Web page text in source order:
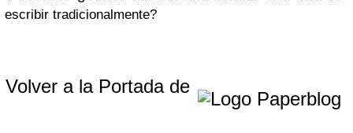
escribir tradicionalmente?
Volver a la Portada de